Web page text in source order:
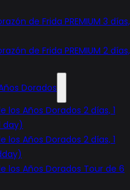
de Frida PREMIUM 3 días,
de Frida PREMIUM 2 días,
Dorados
los Años Dorados 2 días, 1
day)
los Años Dorados 2 días, 1
los Años Dorados Tour de 6